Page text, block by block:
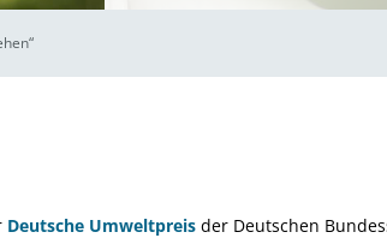
Deutsche Umweltpreis der Deutschen